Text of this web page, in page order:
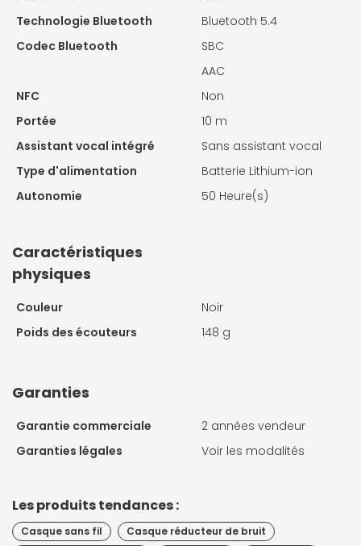
Technologie Bluetooth
Bluetooth 5.4
Codec Bluetooth
SBC
AAC
NFC
Non
Portée
10 m
Assistant vocal intégré
Sans assistant vocal
Type d'alimentation
Batterie Lithium-ion
Autonomie
50 Heure(s)
Caractéristiques
physiques
Couleur
Noir
Poids des écouteurs
148 g
Garanties
Garantie commerciale
2 années vendeur
Garanties légales
Voir les modalités
Les produits tendances :
Casque sans fil
Casque réducteur de bruit